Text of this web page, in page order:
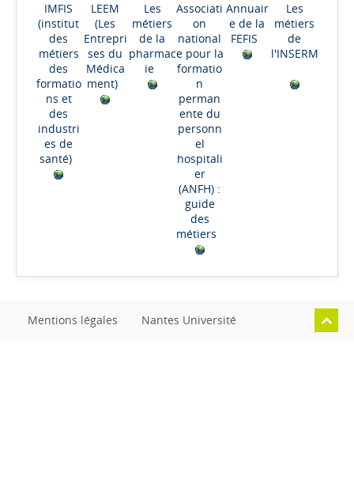
IMFIS
(institut
des
métiers
des
formatio
ns et
des
industri
es de
santé)
LEEM
(Les
Entrepri
ses du
Médica
ment)
Les
métiers
de la
pharmac
ie
Associati
on
national
e pour la
formatio
n
perman
ente du
personn
el
hospitali
er
(ANFH) :
guide
des
métiers
Annuair
e de la
FEFIS
Les
métiers
de
l'INSERM
Mentions légales Nantes Université